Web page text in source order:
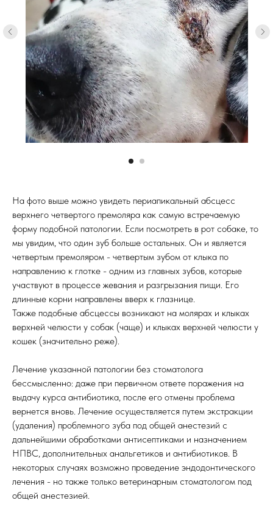
На фото выше можно увидеть периапикальный абсцесс
верхнего четвертого премоляра как самую встречаемую
форму подобной патологии. Если посмотреть в рот собаке, то
мы увидим, что один зуб больше остальных. Он и является
четвертым премоляром - четвертым зубом от клыка по
направлению к глотке - одним из главных зубов, которые
участвуют в процессе жевания и разгрызания пищи. Его
длинные корни направлены вверх к глазнице.
Также подобные абсцессы возникают на молярах и клыках
верхней челюсти у собак (чаще) и клыках верхней челюсти у
кошек (значительно реже).
Лечение указанной патологии без стоматолога
бессмысленно: даже при первичном ответе поражения на
выдачу курса антибиотика, после его отмены проблема
вернется вновь. Лечение осуществляется путем экстракции
(удаления) проблемного зуба под общей анестезий с
дальнейшими обработками антисептиками и назначением
НПВС, дополнительных анальгетиков и антибиотиков. В
некоторых случаях возможно проведение эндодонтического
лечения - но также только ветеринарным стоматологом под
общей анестезией.